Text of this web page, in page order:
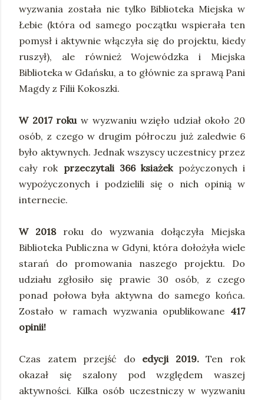
wyzwania została nie tylko Biblioteka Miejska w
Łebie (która od samego początku wspierała ten
pomysł i aktywnie włączyła się do projektu, kiedy
ruszył), ale również Wojewódzka i Miejska
Biblioteka w Gdańsku, a to głównie za sprawą Pani
Magdy z Filii Kokoszki.
W 2017 roku w wyzwaniu wzięło udział około 20
osób, z czego w drugim półroczu już zaledwie 6
było aktywnych. Jednak wszyscy uczestnicy przez
cały rok przeczytali 366 ksiażekpożyczonych i
wypożyczonych i podzielili się o nich opinią w
internecie.
W 2018roku do wyzwania dołączyła Miejska
Biblioteka Publiczna w Gdyni, która dołożyła wiele
starań do promowania naszego projektu. Do
udziału zgłosiło się prawie 30 osób, z czego
ponad połowa była aktywna do samego końca.
Zostało w ramach wyzwania opublikowane 417
opinii!
Czas zatem przejść do edycji 2019.Ten rok
okazał się szalony pod względem waszej
aktywności. Kilka osób uczestniczy w wyzwaniu